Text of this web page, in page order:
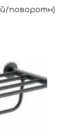
поворотн)